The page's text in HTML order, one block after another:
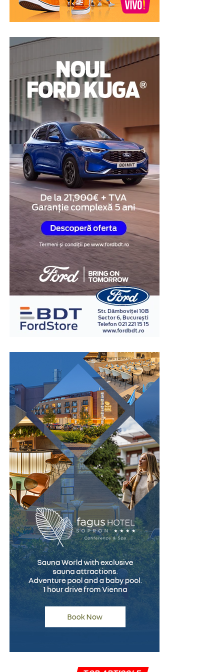
voluntar să efectueze un test poligraf pentru a susține
veridicitatea declarațiilor lor. Examinarea nu stabilește
însă poate constitui un element suplimentar de
evaluare și poate contribui la clarificarea
circumstanțelor în care au apărut suspiciunile.
Pentru multe persoane, această abordare reprezintă o
modalitate de a demonstra disponibilitatea de a coopera
și de a răspunde transparent întrebărilor legate de
situația investigată.
Obiectivitatea reacțiilor
fiziologice
Unul dintre cele mai importante avantaje ale testului
poligraf este faptul că evaluarea se bazează pe
monitorizarea unor reacții fiziologice involuntare,
precum ritmul cardiac, respirația, tensiunea arterială și
modificările conductanței electrice a pielii.
În cadrul examinării, specialistul formulează întrebări
relevante pentru situația investigată și analizează
răspunsurile împreună cu reacțiile fiziologice
înregistrate. Interpretarea rezultatelor este realizată în
baza unor metode și protocoale specifice, de către
examinatori instruiți în acest domeniu.
subiective, examinarea poligraf urmărește indicatori
fiziologici măsurabili, ceea ce oferă un grad suplimentar
de obiectivitate în procesul de evaluare. Din acest motiv,
testul este utilizat în numeroase contexte, inclusiv în
investigații interne, procese de selecție pentru anumite
funcții sensibile sau verificarea unor declarații în cadrul
unor anchete.
Este important de înțeles că rezultatul unui test
poligraf trebuie interpretat în contextul întregii situații
și al celorlalte informații disponibile. Tocmai această
abordare echilibrată îi conferă valoare ca instrument
complementar de verificare.
Un pas spre recâștigarea
încrederii
Pentru persoanele care au fost acuzate pe nedrept,
procesul de recâștigare a încrederii poate fi dificil și de
durată. În multe cazuri, simpla dorință de a efectua un
test poligraf transmite un mesaj important despre
disponibilitatea de a clarifica situația într-un mod
După finalizarea examinării, specialistul întocmește un
raport oficial care reflectă concluziile evaluării. Acest